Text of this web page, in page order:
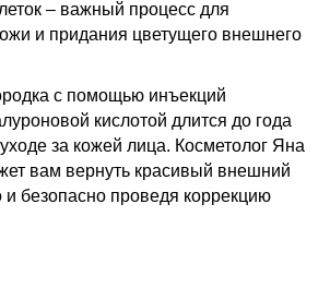
– важный процесс для
и придания цветущего внешнего
с помощью инъекций
кислотой длится до года
за кожей лица. Косметолог Яна
вам вернуть красивый внешний
и безопасно проведя коррекцию